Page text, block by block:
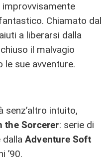
Chiamato dal
a liberarsi dalla
il malvagio
le sue avventure.
senz’altro intuito,
the Sorcerer: serie di
dalla Adventure Soft
’90.